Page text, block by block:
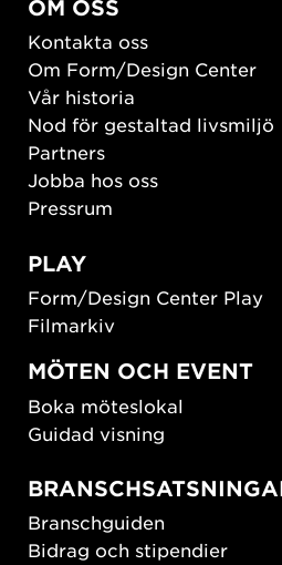
OM OSS
Kontakta oss
Om Form/Design Center
Vår historia
Nod för gestaltad livsmiljö
Partners
Jobba hos oss
Pressrum
PLAY
Form/Design Center Play
Filmarkiv
MÖTEN OCH EVENT
Boka möteslokal
Guidad visning
Branschguiden
Bidrag och stipendier